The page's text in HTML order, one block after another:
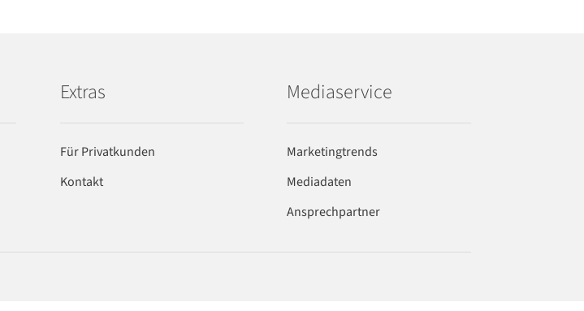
Extras
Für Privatkunden
Kontakt
Mediaservice
Marketingtrends
Mediadaten
Ansprechpartner